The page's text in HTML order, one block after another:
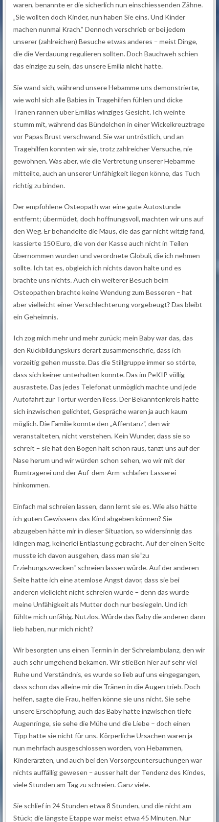
waren, benannte er die sicherlich nun einschiessenden Zähne.
„Sie wollten doch Kinder, nun haben Sie eins. Und Kinder
machen nunmal Krach.“ Dennoch verschrieb er bei jedem
unserer (zahlreichen) Besuche etwas anderes – meist Dinge,
die die Verdauung regulieren sollten. Doch Bauchweh schien
das einzige zu sein, das unsere Emilia nicht hatte.
Sie wand sich, während unsere Hebamme uns demonstrierte,
wie wohl sich alle Babies in Tragehilfen fühlen und dicke
Tränen rannen über Emilias winziges Gesicht. Ich weinte
stumm mit, während das Bündelchen in einer Wickelkreuztrage
vor Papas Brust verschwand. Sie war untröstlich, und an
Tragehilfen konnten wir sie, trotz zahlreicher Versuche, nie
gewöhnen. Was aber, wie die Vertretung unserer Hebamme
mitteilte, auch an unserer Unfähigkeit liegen könne, das Tuch
richtig zu binden.
Der empfohlene Osteopath war eine gute Autostunde
entfernt; übermüdet, doch hoffnungsvoll, machten wir uns auf
den Weg. Er behandelte die Maus, die das gar nicht witzig fand,
kassierte 150 Euro, die von der Kasse auch nicht in Teilen
übernommen wurden und verordnete Globuli, die ich nehmen
sollte. Ich tat es, obgleich ich nichts davon halte und es
brachte uns nichts. Auch ein weiterer Besuch beim
Osteopathen brachte keine Wendung zum Besseren – hat
aber vielleicht einer Verschlechterung vorgebeugt? Das bleibt
ein Geheimnis.
Ich zog mich mehr und mehr zurück; mein Baby war das, das
den Rückbildungskurs derart zusammenschrie, dass ich
vorzeitig gehen musste. Das die Stillgruppe immer so störte,
dass sich keiner unterhalten konnte. Das im PeKIP völlig
ausrastete. Das jedes Telefonat unmöglich machte und jede
Autofahrt zur Tortur werden liess. Der Bekanntenkreis hatte
sich inzwischen gelichtet, Gespräche waren ja auch kaum
möglich. Die Familie konnte den „Affentanz“, den wir
veranstalteten, nicht verstehen. Kein Wunder, dass sie so
schreit – sie hat den Bogen halt schon raus, tanzt uns auf der
Nase herum und wir würden schon sehen, wo wir mit der
Rumtragerei und der Auf-dem-Arm-schlafen-Lasserei
hinkommen.
Einfach mal schreien lassen, dann lernt sie es. Wie also hätte
ich guten Gewissens das Kind abgeben können? Sie
abzugeben hätte mir in dieser Situation, so widersinnig das
klingen mag, keinerlei Entlastung gebracht. Auf der einen Seite
musste ich davon ausgehen, dass man sie“zu
Erziehungszwecken“ schreien lassen würde. Auf der anderen
Seite hatte ich eine atemlose Angst davor, dass sie bei
anderen vielleicht nicht schreien würde – denn das würde
meine Unfähigkeit als Mutter doch nur besiegeln. Und ich
fühlte mich unfähig. Nutzlos. Würde das Baby die anderen dann
lieb haben, nur mich nicht?
Wir besorgten uns einen Termin in der Schreiambulanz, den wir
auch sehr umgehend bekamen. Wir stießen hier auf sehr viel
Ruhe und Verständnis, es wurde so lieb auf uns eingegangen,
dass schon das alleine mir die Tränen in die Augen trieb. Doch
helfen, sagte die Frau, helfen könne sie uns nicht. Sie sehe
unsere Erschöpfung, auch das Baby hatte inzwischen tiefe
Augenringe, sie sehe die Mühe und die Liebe – doch einen
Tipp hatte sie nicht für uns. Körperliche Ursachen waren ja
nun mehrfach ausgeschlossen worden, von Hebammen,
Kinderärzten, und auch bei den Vorsorgeuntersuchungen war
nichts auffällig gewesen – ausser halt der Tendenz des Kindes,
viele Stunden am Tag zu schreien. Ganz viele.
Sie schlief in 24 Stunden etwa 8 Stunden, und die nicht am
Stück; die längste Etappe war meist etwa 45 Minuten. Nur